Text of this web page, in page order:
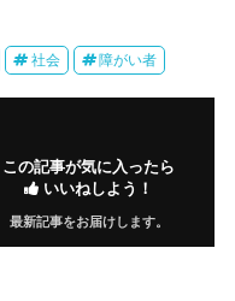
社会 障がい者
この記事が気に入ったら
いいねしよう！
最新記事をお届けします。